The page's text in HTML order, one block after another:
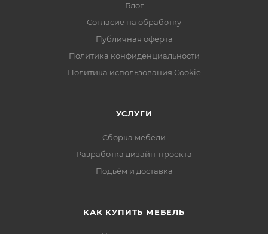
Блог
Согласие на обработку
Публичная оферта
Политика конфиденциальности
Политика использования Cookie
УСЛУГИ
Сборка мебели
Разработка дизайн-проекта
Подъём и доставка
КАК КУПИТЬ МЕБЕЛЬ